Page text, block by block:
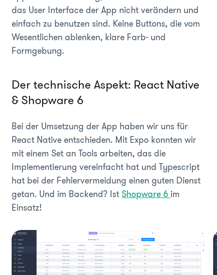
das User Interface der App nicht verändern und
einfach zu benutzen sind. Keine Buttons, die vom
Wesentlichen ablenken, klare Farb- und
Formgebung.
Der technische Aspekt: React Native
& Shopware 6
Bei der Umsetzung der App haben wir uns für
React Native entschieden. Mit Expo konnten wir
mit einem Set an Tools arbeiten, das die
Implementierung vereinfacht hat und Typescript
hat bei der Fehlervermeidung einen guten Dienst
getan. Und im Backend? IstShopware 6im
Einsatz!